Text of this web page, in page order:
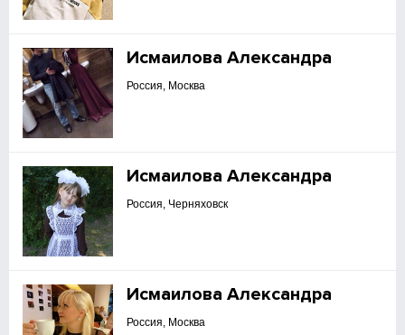
Исмаилова Александра
Россия, Москва
Исмаилова Александра
Россия, Черняховск
Исмаилова Александра
Россия, Москва